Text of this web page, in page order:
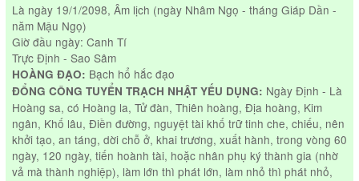
Là ngày 19/1/2098, Âm lịch (ngày Nhâm Ngọ - tháng Giáp Dần -
năm Mậu Ngọ)
Giờ đầu ngày: Canh Tí
Trực Định - Sao Sâm
HOÀNG ĐẠO: Bạch hổ hắc đạo
ĐỔNG CÔNG TUYỂN TRẠCH NHẬT YẾU DỤNG: Ngày Định - Là
Hoàng sa, có Hoàng la, Tử đàn, Thiên hoàng, Địa hoàng, Kim
ngân, Khố lâu, Điền đường, nguyệt tài khố trữ tinh che, chiếu, nên
khởi tạo, an táng, dời chỗ ở, khai trương, xuất hành, trong vòng 60
ngày, 120 ngày, tiến hoành tài, hoặc nhân phụ ký thành gia (nhờ
vả mà thành nghiệp), làm lớn thì phát lớn, làm nhỏ thì phát nhỏ,